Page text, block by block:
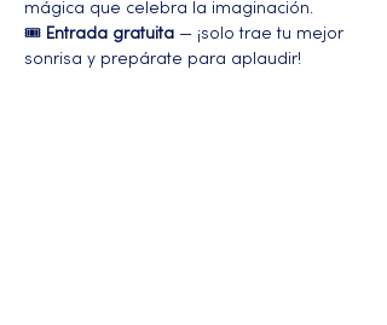
mágica que celebra la imaginación.
🎟️ Entrada gratuita — ¡solo trae tu mejor
sonrisa y prepárate para aplaudir!